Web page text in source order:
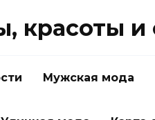
красоты и
Мужская мода